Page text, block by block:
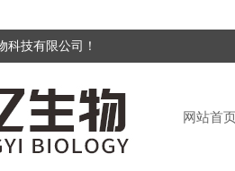
科技有限公司！
网站首